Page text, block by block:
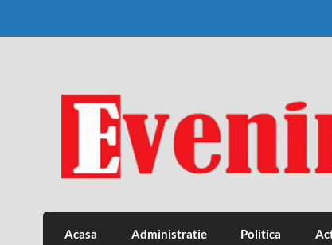
Eveniment Valcean
Acasa Administratie Politica